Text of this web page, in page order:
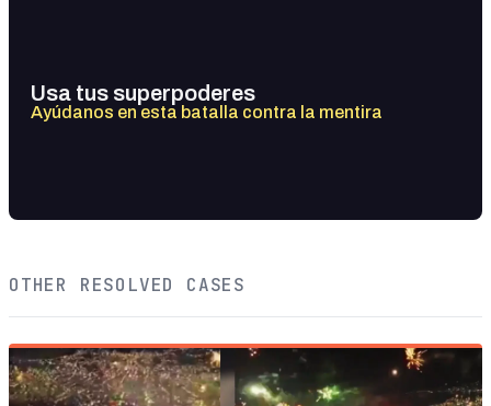
Usa tus superpoderes
Ayúdanos en esta batalla contra la mentira
OTHER RESOLVED CASES